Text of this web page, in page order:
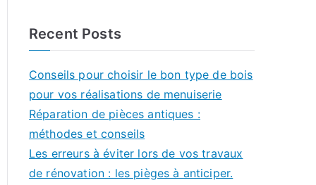
Recent Posts
Conseils pour choisir le bon type de bois
pour vos réalisations de menuiserie
Réparation de pièces antiques :
méthodes et conseils
Les erreurs à éviter lors de vos travaux
de rénovation : les pièges à anticiper.